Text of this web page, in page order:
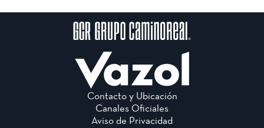
Contacto y Ubicación
Canales Oficiales
Aviso de Privacidad